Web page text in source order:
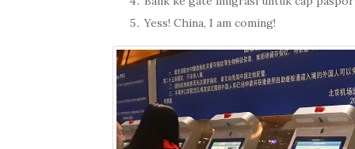
Yess! China, I am coming!